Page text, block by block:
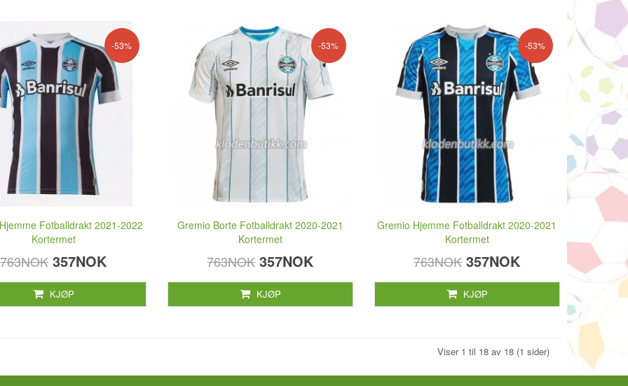
-53%
Fotballdrakt 2021-2022
Kortermet
763NOK 357NOK
KJØP
-53%
Gremio Borte Fotballdrakt 2020-2021
Kortermet
763NOK 357NOK
KJØP
-53%
Gremio Hjemme Fotballdrakt 2020-2021
Kortermet
763NOK 357NOK
KJØP
Viser 1 til 18 av 18 (1 sider)